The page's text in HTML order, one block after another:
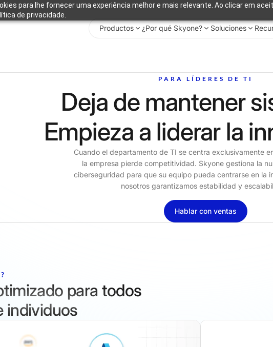
para lhe fornecer uma experiência melhor e mais relevante. Ao clicar em
de privacidade.
Productos ¿Por qué Skyone? Soluciones
PARA LÍDERES DE TI
Deja de mantener
Empieza a liderar la
Cuando el departamento de TI se centra exclusivamente
la empresa pierde competitividad. Skyone gestiona la
ciberseguridad para que su equipo pueda centrarse en la
nosotros garantizamos estabilidad y
Hablar con ventas
para todos
individuos